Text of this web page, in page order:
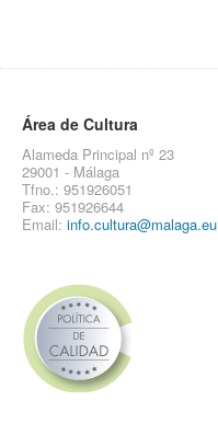
Área de Cultura
Alameda Principal nº 23
29001 - Málaga
Tfno.: 951926051
Fax: 951926644
Email: info.cultura@malaga.eu